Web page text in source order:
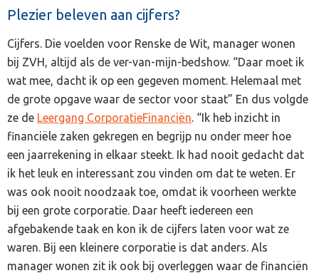
Plezier beleven aan cijfers?
Cijfers. Die voelden voor Renske de Wit, manager wonen
bij ZVH, altijd als de ver-van-mijn-bedshow. “Daar moet ik
wat mee, dacht ik op een gegeven moment. Helemaal met
de grote opgave waar de sector voor staat” En dus volgde
ze de Leergang CorporatieFinanciën. “Ik heb inzicht in
financiële zaken gekregen en begrijp nu onder meer hoe
een jaarrekening in elkaar steekt. Ik had nooit gedacht dat
ik het leuk en interessant zou vinden om dat te weten. Er
was ook nooit noodzaak toe, omdat ik voorheen werkte
bij een grote corporatie. Daar heeft iedereen een
afgebakende taak en kon ik de cijfers laten voor wat ze
waren. Bij een kleinere corporatie is dat anders. Als
manager wonen zit ik ook bij overleggen waar de financiën